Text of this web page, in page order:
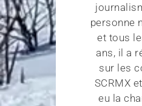
personne
et tous
ans, il a
sur les
SCRMX
eu la